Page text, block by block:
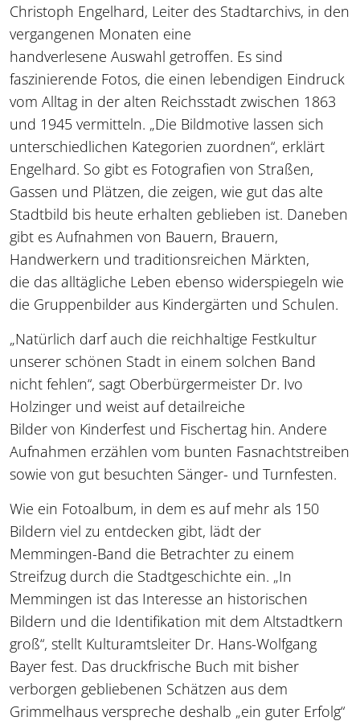
Christoph Engelhard, Leiter des Stadtarchivs, in den
vergangenen Monaten eine
handverlesene Auswahl getroffen. Es sind
faszinierende Fotos, die einen lebendigen Eindruck
vom Alltag in der alten Reichsstadt zwischen 1863
und 1945 vermitteln. „Die Bildmotive lassen sich
unterschiedlichen Kategorien zuordnen“, erklärt
Engelhard. So gibt es Fotografien von Straßen,
Gassen und Plätzen, die zeigen, wie gut das alte
Stadtbild bis heute erhalten geblieben ist. Daneben
gibt es Aufnahmen von Bauern, Brauern,
Handwerkern und traditionsreichen Märkten,
die das alltägliche Leben ebenso widerspiegeln wie
die Gruppenbilder aus Kindergärten und Schulen.
„Natürlich darf auch die reichhaltige Festkultur
unserer schönen Stadt in einem solchen Band
nicht fehlen“, sagt Oberbürgermeister Dr. Ivo
Holzinger und weist auf detailreiche
Bilder von Kinderfest und Fischertag hin. Andere
Aufnahmen erzählen vom bunten Fasnachtstreiben
sowie von gut besuchten Sänger- und Turnfesten.
Wie ein Fotoalbum, in dem es auf mehr als 150
Bildern viel zu entdecken gibt, lädt der
Memmingen-Band die Betrachter zu einem
Streifzug durch die Stadtgeschichte ein. „In
Memmingen ist das Interesse an historischen
Bildern und die Identifikation mit dem Altstadtkern
groß“, stellt Kulturamtsleiter Dr. Hans-Wolfgang
Bayer fest. Das druckfrische Buch mit bisher
verborgen gebliebenen Schätzen aus dem
Grimmelhaus verspreche deshalb „ein guter Erfolg“